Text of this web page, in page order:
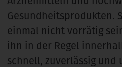
Gesundheitsprodukten.
einmal nicht vorrätig
ihn in der Regel
schnell, zuverlässig und